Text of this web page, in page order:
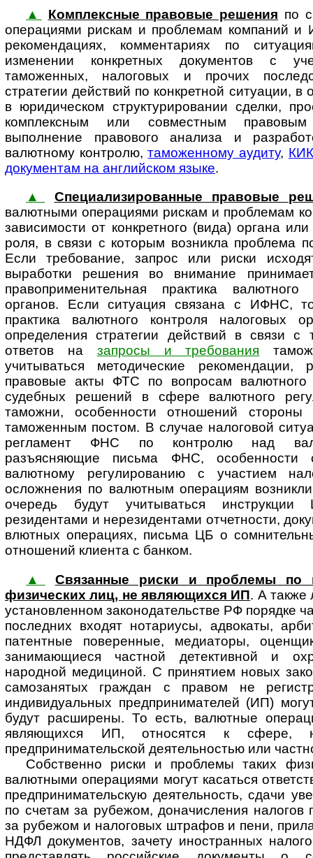
▲
Комплексные правовые решения по
операциями рискам и проблемам ком­па­ний и
рекомендациях, комментариях по
изменении конкретных документов с
таможенных, налоговых и прочих
стратегии действий по конкретной ситуации, в
в юридическом структурировании сделки,
комплексным или совместным
выполнение правового анализа и
валютному конт­ролю,таможенному аудиту, КИК
документам на английском языке.
▲
Специализированные правовые
валютными операциями рискам и про­б­ле­мам
зависимости от конкретного (вида) органа
роля, в связи с которым возникла проблема
Если требование, запрос или риски
выработки решения во внимание
правоприменительная практика
органов. Если ситуация связана с ИФНС,
практика валютного конт­роля налоговых
определения стратегии действий в связи с
ответов на запросы и требования
учитываться ме­то­ди­чес­кие рекомендации,
правовые акты ФТС по вопросам валютного
судебных решений в сфере валютного
таможни, особенности отношений стороны
таможенным постом. В случае налоговой
регламент ФНС по конт­ролю над
разъясняющие письма ФНС, особенности
валютному ре­гу­ли­ро­ва­нию с участием
осложнения по валютным операциям
очередь будут учитываться
резидентами и нерезидентами отчетности,
влютных операциях, письма ЦБ о
отношений клиента с банком.
▲
Связанные риски и проблемы по
физических лиц, не являющихся ИП. А также
установленном законодательстве РФ порядке
последних входят нотариусы, адвокаты,
патентные поверенные, медиаторы,
занимающиеся частной детективной и
народной медициной. С принятием новых
самозанятых граждан с правом не
индивидуальных предпринимателей (ИП)
будут расширены. То есть, валютные
являющихся ИП, относятся к сфере,
предпринимательской деятельностью или
Собственно риски и проблемы таких
валютными операциями могут касаться
предпринимательскую деятельность, сдачи
по счетам за рубежом, доначисления налогов
за рубежом и налоговых штрафов и пени,
НДФЛ документов, зачету иностранных